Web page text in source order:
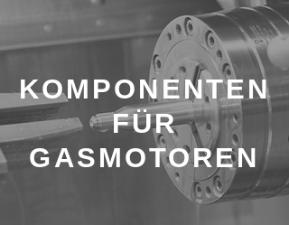
KOMPONENTEN
FÜR
GASMOTOREN